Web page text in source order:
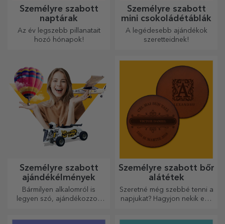
Személyre szabott
naptárak
Az év legszebb pillanatait
hozó hónapok!
Személyre szabott
mini csokoládétáblák
A legédesebb ajándékok
szeretteidnek!
Személyre szabott
ajándékélmények
Bármilyen alkalomról is
legyen szó, ajándékozzon
Személyre szabott bőr
alátétek
Szeretné még szebbé tenni a
napjukat? Hagyjon nekik egy